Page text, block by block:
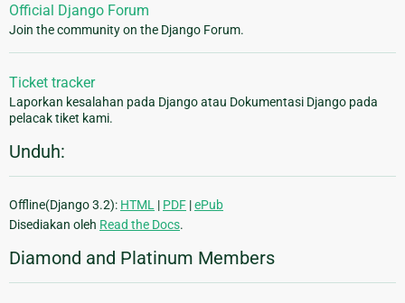
Official Django Forum
Join the community on the Django Forum.
Ticket tracker
Laporkan kesalahan pada Django atau Dokumentasi Django pada
pelacak tiket kami.
Unduh:
Offline(Django 3.2): HTML | PDF |ePub
Disediakan oleh Read the Docs.
Diamond and Platinum Members